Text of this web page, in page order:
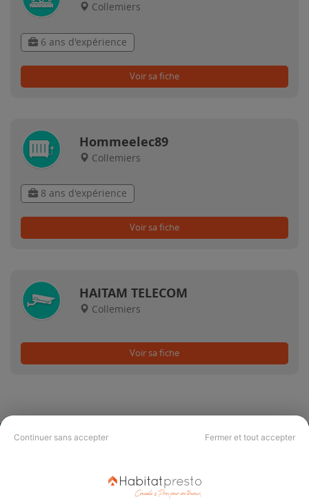
Continuer sans accepter Fermer et tout accepter
Collemiers
6 ans d'expérience
Voir sa fiche
Hommeelec89
Collemiers
8 ans d'expérience
Voir sa fiche
HAITAM TELECOM
Collemiers
Voir sa fiche
CHERCHER ?